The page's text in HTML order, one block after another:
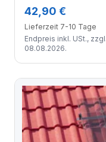
42,90 €
Lieferzeit 7-10 Tage
Endpreis inkl. USt., zzgl.
08.08.2026.